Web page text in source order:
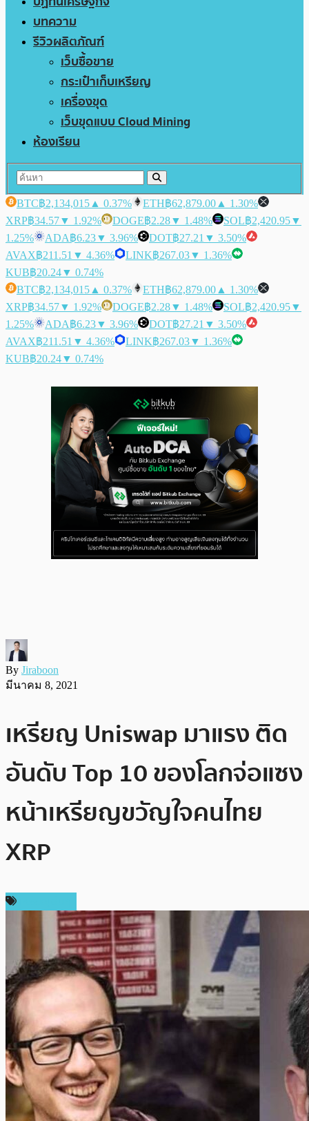
บทความ
รีวิวผลิตภัณฑ์
เว็บซื้อขาย
กระเป๋าเก็บเหรียญ
เครื่องขุด
เว็บขุดแบบ Cloud Mining
ห้องเรียน
BTC฿2,134,015 ▲ 0.37% ETH฿62,879.00 ▲ 1.30%
XRP฿34.57▼ 1.92% DOGE฿2.28▼ 1.48% SOL฿2,420.95▼
1.25%
ADA฿6.23▼ 3.96% DOT฿27.21 ▼ 3.50%
AVAX฿211.51 ▼ 4.36% LINK฿267.03▼ 1.36%
KUB฿20.24▼ 0.74%
BTC฿2,134,015 ▲ 0.37% ETH฿62,879.00 ▲ 1.30%
XRP฿34.57▼ 1.92% DOGE฿2.28▼ 1.48% SOL฿2,420.95▼
1.25%
ADA฿6.23▼ 3.96% DOT฿27.21 ▼ 3.50%
AVAX฿211.51 ▼ 4.36% LINK฿267.03▼ 1.36%
KUB฿20.24▼ 0.74%
By Jiraboon
มีนาคม 8, 2021
เหรียญ Uniswap มาแรง ติด
อันดับ Top 10 ของโลกจ่อแซง
หน้าเหรียญขวัญใจคนไทย
XRP